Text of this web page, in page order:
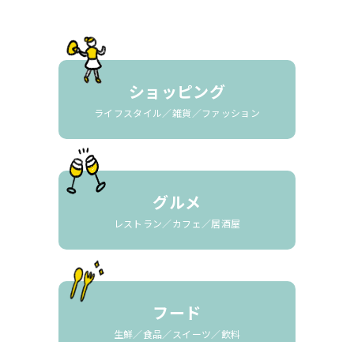
ショッピング
ライフスタイル／雑貨／ファッション
グルメ
レストラン／カフェ／居酒屋
フード
生鮮／食品／スイーツ／飲料